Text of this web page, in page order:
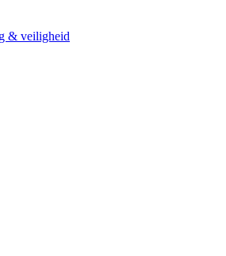
& veiligheid